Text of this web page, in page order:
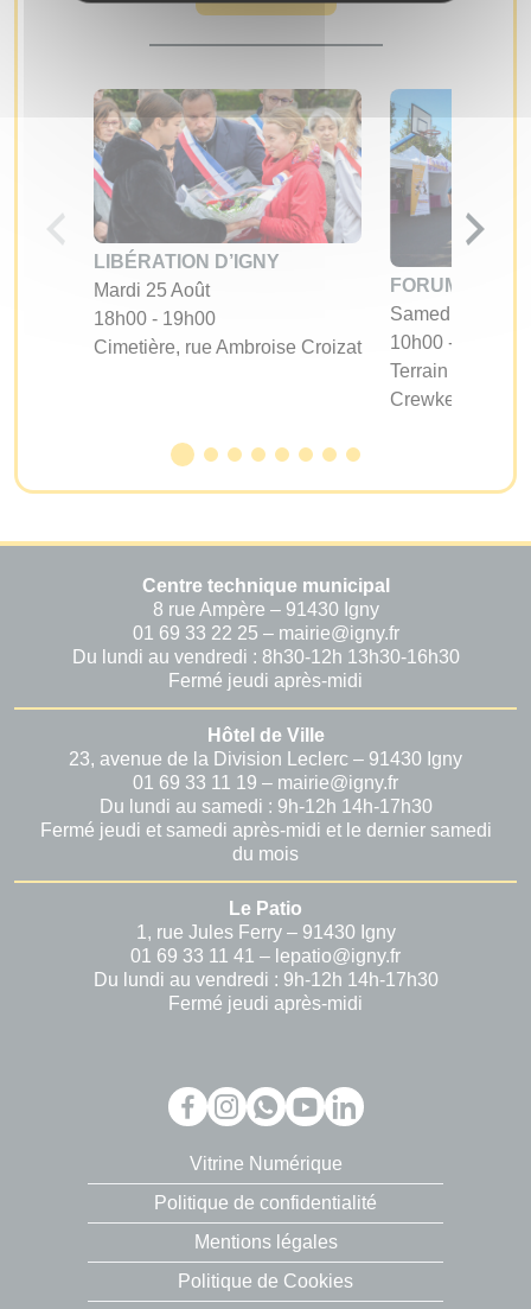
LIBÉRATION D’IGNY
Mardi 25 Août
18h00 - 19h00
Cimetière, rue Ambroise Croizat
FORUM DES
Samedi 05
10h00 - 17h00
Terrain
Crewkerne
Centre technique municipal
8 rue Ampère – 91430 Igny
01 69 33 22 25 – mairie@igny.fr
Du lundi au vendredi : 8h30-12h 13h30-16h30
Fermé jeudi après-midi
Hôtel de Ville
23, avenue de la Division Leclerc – 91430 Igny
01 69 33 11 19 – mairie@igny.fr
Du lundi au samedi : 9h-12h 14h-17h30
Fermé jeudi et samedi après-midi et le dernier samedi
du mois
Le Patio
1, rue Jules Ferry – 91430 Igny
01 69 33 11 41 – lepatio@igny.fr
Du lundi au vendredi : 9h-12h 14h-17h30
Fermé jeudi après-midi
Vitrine Numérique
Politique de confidentialité
Mentions légales
Politique de Cookies